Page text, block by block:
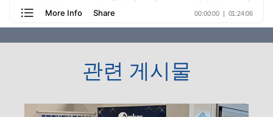
관련 게시물